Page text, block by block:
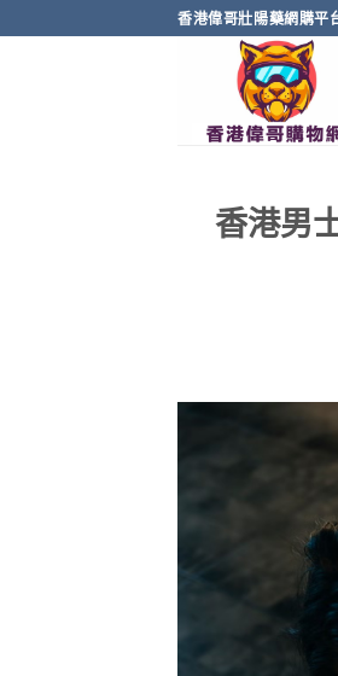
to
香港偉哥壯陽藥網購平
香港男